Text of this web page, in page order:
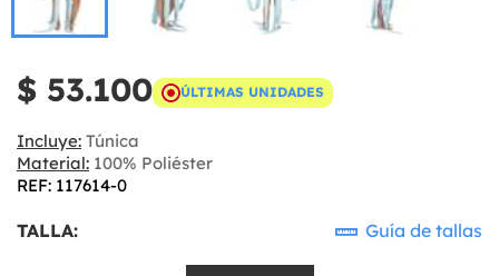
$ 53.100 ÚLTIMAS UNIDADES
Incluye: Túnica
Material: 100% Poliéster
REF: 117614-0
TALLA: Guía de tallas